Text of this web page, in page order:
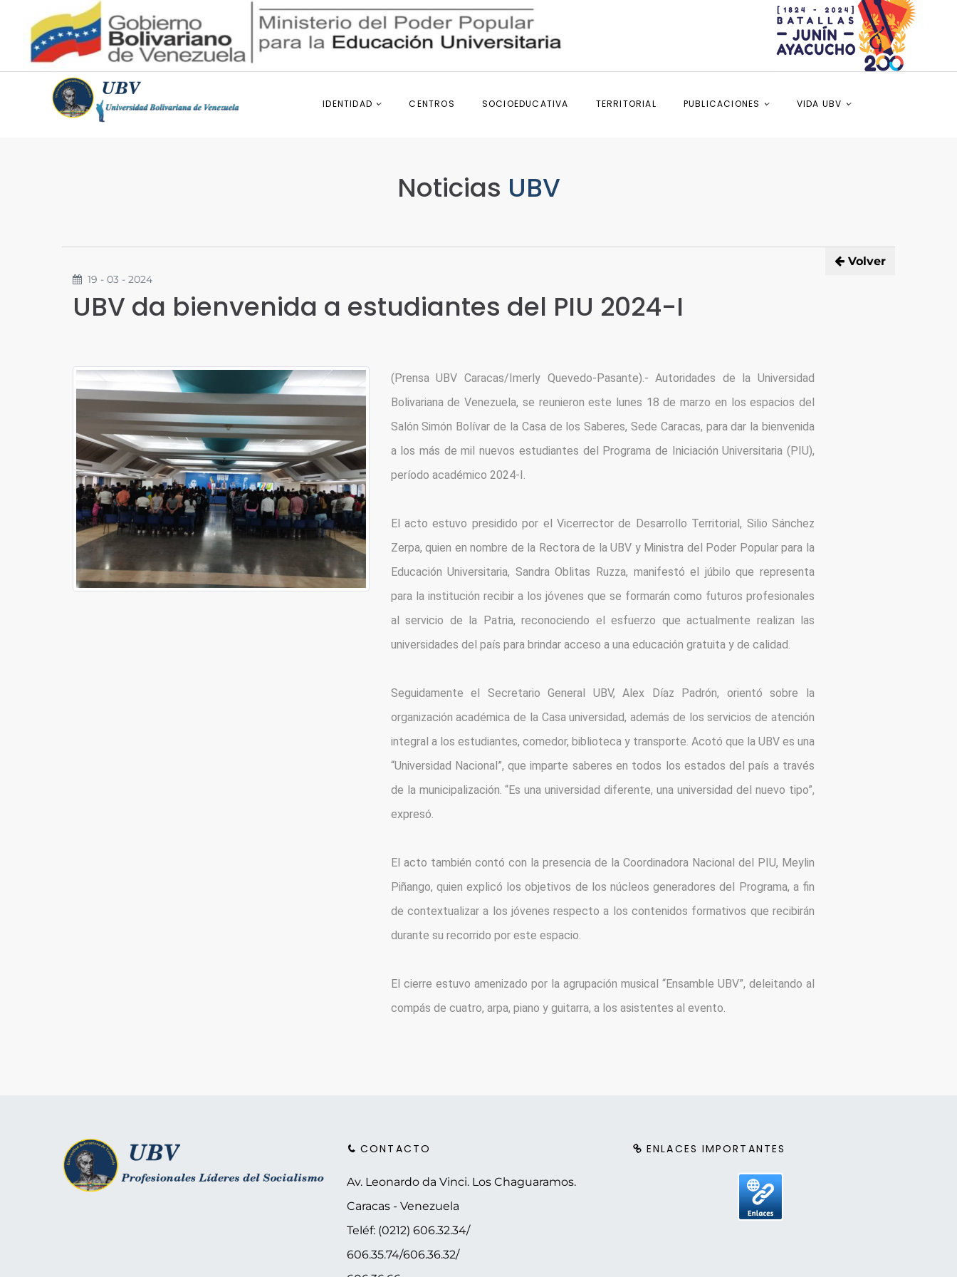
IDENTIDAD CENTROS SOCIOEDUCATIVA TERRITORIAL PUBLICACIONES VIDA UBV
Noticias UBV
Volver
19 - 03 - 2024
UBV da bienvenida a estudiantes del PIU 2024-I
(Prensa UBV Caracas/Imerly Quevedo-Pasante).- Autoridades de la Universidad
Bolivariana de Venezuela, se reunieron este lunes 18 de marzo en los espacios del
Salón Simón Bolívar de la Casa de los Saberes, Sede Caracas, para dar la bienvenida
a los más de mil nuevos estudiantes del Programa de Iniciación Universitaria (PIU),
período académico 2024-I.
El acto estuvo presidido por el Vicerrector de Desarrollo Territorial, Silio Sánchez
Zerpa, quien en nombre de la Rectora de la UBV y Ministra del Poder Popular para la
Educación Universitaria, Sandra Oblitas Ruzza, manifestó el júbilo que representa
para la institución recibir a los jóvenes que se formarán como futuros profesionales
al servicio de la Patria, reconociendo el esfuerzo que actualmente realizan las
universidades del país para brindar acceso a una educación gratuita y de calidad.
Seguidamente el Secretario General UBV, Alex Díaz Padrón, orientó sobre la
organización académica de la Casa universidad, además de los servicios de atención
integral a los estudiantes, comedor, biblioteca y transporte. Acotó que la UBV es una
“Universidad Nacional”, que imparte saberes en todos los estados del país a través
de la municipalización. “Es una universidad diferente, una universidad del nuevo tipo”,
expresó.
El acto también contó con la presencia de la Coordinadora Nacional del PIU, Meylin
Piñango, quien explicó los objetivos de los núcleos generadores del Programa, a fin
de contextualizar a los jóvenes respecto a los contenidos formativos que recibirán
durante su recorrido por este espacio.
El cierre estuvo amenizado por la agrupación musical “Ensamble UBV”, deleitando al
compás de cuatro, arpa, piano y guitarra, a los asistentes al evento.
CONTACTO
Av. Leonardo da Vinci. Los Chaguaramos.
Caracas - Venezuela
Teléf: (0212) 606.32.34/
606.35.74/606.36.32/
ENLACES IMPORTANTES